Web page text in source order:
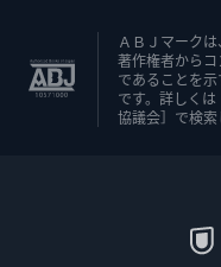
ＡＢＪマーク
著作権者から
であることを
です。詳しく
協議会］で検索